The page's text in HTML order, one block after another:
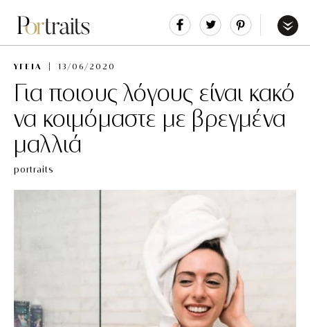
Share Tweet
ΥΓΕΙΑ 13/06/2020
Για ποιους λόγους είναι κακό
να κοιμόμαστε με βρεγμένα
μαλλιά
portraits